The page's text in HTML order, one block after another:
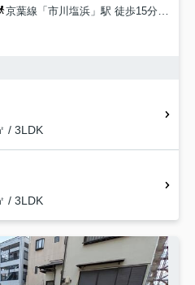
京葉線「市川塩浜」駅 徒歩15分
/ 3LDK
/ 3LDK